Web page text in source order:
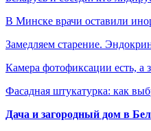
В Минске врачи оставили
Замедляем старение.
Камера фотофиксации есть, а
Фасадная штукатурка: как
Дача и загородный дом в